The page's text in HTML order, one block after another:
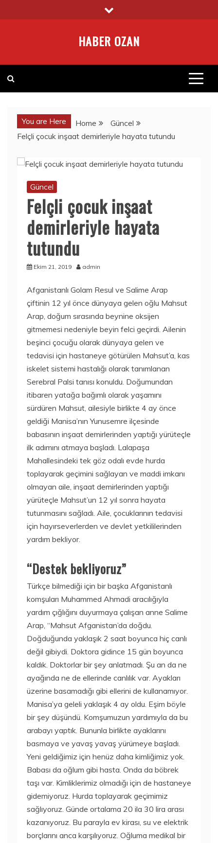
to
HABER OZAN
You are Here Home
Güncel
Felçli çocuk inşaat demirleriyle hayata tutundu
Güncel
Felçli çocuk inşaat
demirleriyle hayata
tutundu
Ekim 21, 2019 admin
Afganistanlı Golam Resul ve Salime Arap
çiftinin 12 yıl önce dünyaya gelen oğlu Mahsut
Arap, doğum sırasında beynine oksijen
gitmemesi nedeniyle beyin felci geçirdi. Ailenin
beşinci çocuğu olarak dünyaya gelen ve
tedavisi için hastaneye götürülen Mahsut’a, kas
iskelet sistemi hastalığı olarak tanımlanan
Serebral Palsi tanısı konuldu. Doğumundan
itibaren yatağa bağımlı olarak yaşamını
sürdüren Mahsut, ailesiyle birlikte 4 ay önce
geldiği Manisa’nın Yunusemre ilçesinde
babasının inşaat demirlerinden yaptığı yürüteçle
ilk adımını atmaya başladı. Lalapaşa
Mahallesindeki tek göz odalı evde hurda
toplayarak geçimini sağlayan ve maddi imkanı
olmayan aile, inşaat demirlerinden yaptığı
yürüteçle Mahsut’un 12 yıl sonra hayata
tutunmasını sağladı. Aile, çocuklarının tedavisi
için hayırseverlerden ve devlet yetkililerinden
yardım bekliyor.
“Destek bekliyoruz”
Türkçe bilmediği için bir başka Afganistanlı
komşuları Muhammed Ahmadi aracılığıyla
yardım çığlığını duyurmaya çalışan anne Salime
Arap, “Mahsut Afganistan’da doğdu.
Doğduğunda yaklaşık 2 saat boyunca hiç canlı
değil gibiydi. Doktora gidince 15 gün boyunca
kaldık. Doktorlar bir şey anlatmadı. Şu an da ne
ayağında ne de ellerinde canlılık var. Ayakları
üzerine basamadığı gibi ellerini de kullanamıyor.
Manisa’ya geleli yaklaşık 4 ay oldu. Eşim böyle
bir şey düşündü. Komşumuzun yardımıyla da bu
arabayı yaptık. Bununla birlikte ayaklarını
basmaya ve yavaş yavaş yürümeye başladı.
Yeni geldiğimiz için henüz daha kimliğimiz yok.
Babası da oğlum gibi hasta. Onda da böbrek
taşı var. Kimliklerimiz olmadığı için de hastaneye
gidemiyoruz. Hurda toplayarak geçimimiz
sağlıyoruz. Günde ortalama 20 ila 30 lira arası
kazanıyoruz. Bu parayla ev kirası, su ve elektrik
borçlarını anca karşılıyoruz. Oğluma medikal bir